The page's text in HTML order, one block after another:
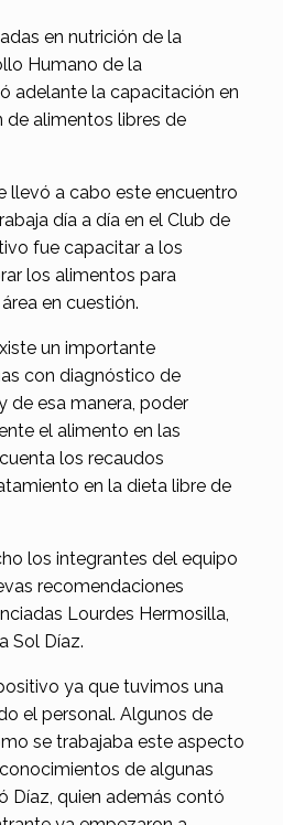
en nutrición de la
Humano de la
adelante la capacitación en
de alimentos libres de
llevó a cabo este encuentro
día a día en el Club de
fue capacitar a los
los alimentos para
en cuestión.
un importante
con diagnóstico de
de esa manera, poder
el alimento en las
los recaudos
en la dieta libre de
los integrantes del equipo
recomendaciones
Lourdes Hermosilla,
Sol Díaz.
ya que tuvimos una
el personal. Algunos de
se trabajaba este aspecto
de algunas
Díaz, quien además contó